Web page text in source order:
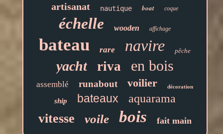
artisanat nautique boat coque
échelle wooden affichage
bateau rare navire pêche
yacht riva en bois
assemblé runabout voilier décoration
ship bateaux aquarama
vitesse voile bois fait main